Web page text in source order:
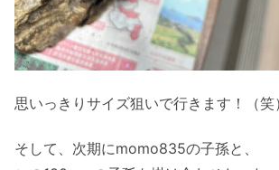
思いっきりサイズ狙いで行きます！（笑）
そして、次期にmomo835の子孫と、